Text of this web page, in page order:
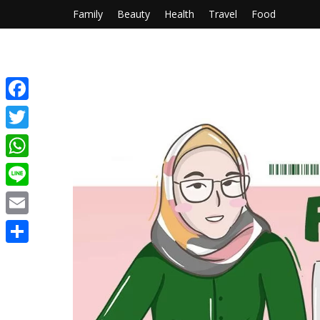
Family Beauty Health Travel Food
Facebook
Twitter
WhatsApp
Line
Email